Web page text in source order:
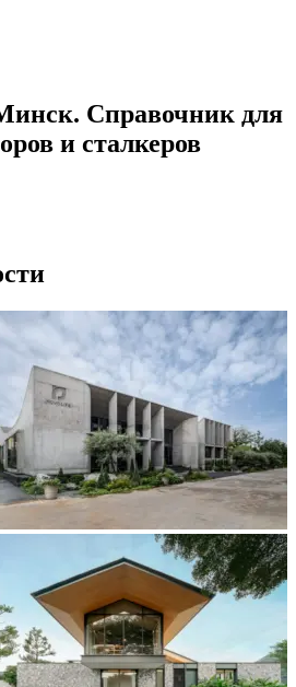
Справочник для
и сталкеров